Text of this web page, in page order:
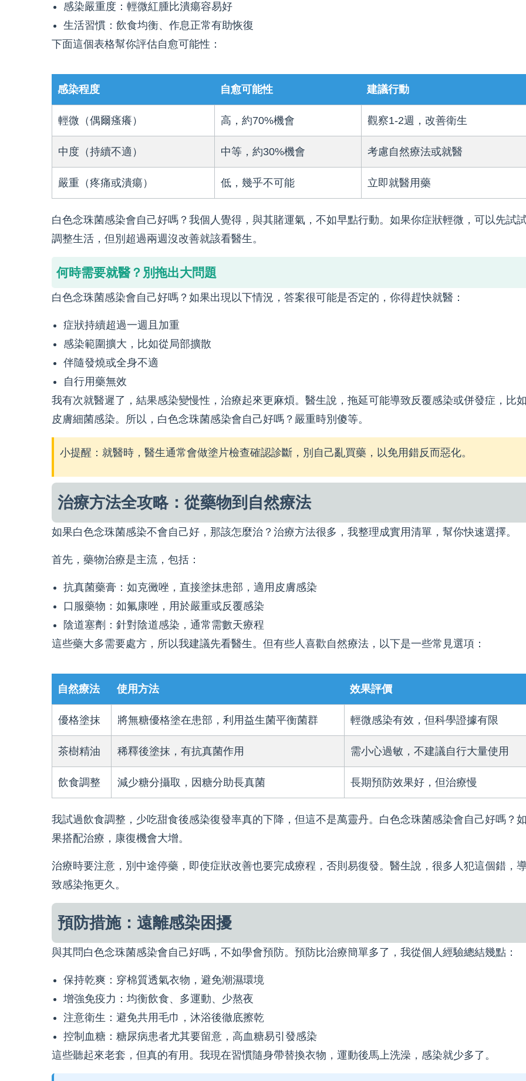
感染嚴重度：輕微紅腫比潰瘍容易好
生活習慣：飲食均衡、作息正常有助恢復
下面這個表格幫你評估自愈可能性：
感染程度 自愈可能性 建議行動
輕微（偶爾瘙癢） 高，約70%機會 觀察1-2週，改善衛生
中度（持續不適） 中等，約30%機會 考慮自然療法或就醫
嚴重（疼痛或潰瘍） 低，幾乎不可能 立即就醫用藥
白色念珠菌感染會自己好嗎？我個人覺得，與其賭運氣，不如早點行動。如果你症狀輕微，可以先試
調整生活，但別超過兩週沒改善就該看醫生。
何時需要就醫？別拖出大問題
白色念珠菌感染會自己好嗎？如果出現以下情況，答案很可能是否定的，你得趕快就醫：
症狀持續超過一週且加重
感染範圍擴大，比如從局部擴散
伴隨發燒或全身不適
自行用藥無效
我有次就醫遲了，結果感染變慢性，治療起來更麻煩。醫生說，拖延可能導致反覆感染或併發症，比
皮膚細菌感染。所以，白色念珠菌感染會自己好嗎？嚴重時別傻等。
小提醒：就醫時，醫生通常會做塗片檢查確認診斷，別自己亂買藥，以免用錯反而惡化。
治療方法全攻略：從藥物到自然療法
如果白色念珠菌感染不會自己好，那該怎麼治？治療方法很多，我整理成實用清單，幫你快速選擇。
首先，藥物治療是主流，包括：
抗真菌藥膏：如克黴唑，直接塗抹患部，適用皮膚感染
口服藥物：如氟康唑，用於嚴重或反覆感染
陰道塞劑：針對陰道感染，通常需數天療程
這些藥大多需要處方，所以我建議先看醫生。但有些人喜歡自然療法，以下是一些常見選項：
自然療法 使用方法 效果評價
優格塗抹 將無糖優格塗在患部，利用益生菌平衡菌群 輕微感染有效，但科學證據有限
茶樹精油 稀釋後塗抹，有抗真菌作用 需小心過敏，不建議自行大量使用
飲食調整 減少糖分攝取，因糖分助長真菌 長期預防效果好，但治療慢
我試過飲食調整，少吃甜食後感染復發率真的下降，但這不是萬靈丹。白色念珠菌感染會自己好嗎？
果搭配治療，康復機會大增。
治療時要注意，別中途停藥，即使症狀改善也要完成療程，否則易復發。醫生說，很多人犯這個錯，
致感染拖更久。
預防措施：遠離感染困擾
與其問白色念珠菌感染會自己好嗎，不如學會預防。預防比治療簡單多了，我從個人經驗總結幾點：
保持乾爽：穿棉質透氣衣物，避免潮濕環境
增強免疫力：均衡飲食、多運動、少熬夜
注意衛生：避免共用毛巾，沐浴後徹底擦乾
控制血糖：糖尿病患者尤其要留意，高血糖易引發感染
這些聽起來老套，但真的有用。我現在習慣隨身帶替換衣物，運動後馬上洗澡，感染就少多了。